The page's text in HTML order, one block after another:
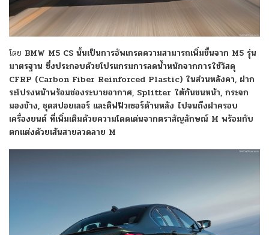
โดย BMW M5 CS นั้นเป็นการอัพเกรดความสามารถเพิ่มขึ้นจาก M5 รุ่น
มาตรฐาน ซึ่งประกอบด้วยโปรแกรมการลดน้ำหนักจากการใช้วัสดุ
CFRP (Carbon Fiber Reinforced Plastic) ในส่วนหลังคา, ฝาก
ระโปรงหน้าพร้อมช่องระบายอากาศ, Splitter ใต้กันชนหน้า, กระจก
มองข้าง, ชุดสปอยเลอร์ และดิฟฟิวเซอร์ด้านหลัง ไปจนถึงฝาครอบ
เครื่องยนต์ ที่เพิ่มเติมด้วยความโดดเด่นจากตราสัญลักษณ์ M พร้อมกับ
ตกแต่งด้วยเส้นสายลวดลาย M